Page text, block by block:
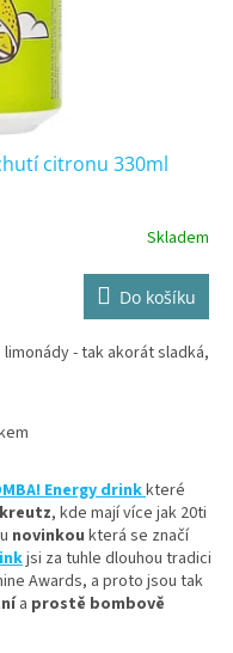
citronu 330ml
Skladem
Do košíku
- tak akorát sladká,
Energy drinkkteré
, kde mají více jak 20ti
novinkou která se značí
jsi za tuhle dlouhou tradici
Awards, a proto jsou tak
a prostě bombově